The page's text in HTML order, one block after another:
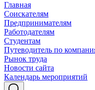
Главная
Соискателям
Предпринимателям
Работодателям
Студентам
Путеводитель по
Рынок труда
Новости сайта
Календарь мероприятий